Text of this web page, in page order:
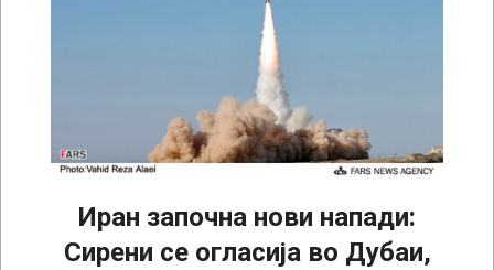
Иран започна нови напади:
Сирени се огласија во Дубаи,